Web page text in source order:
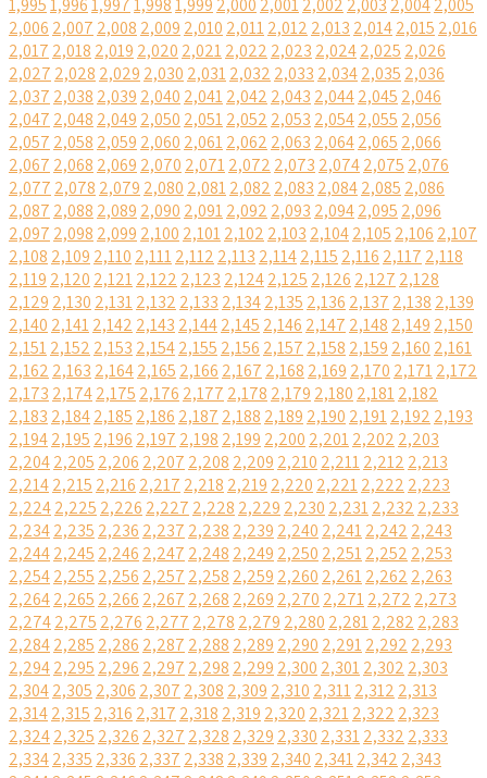
1,9951,9961,9971,9981,999 2,000 2,0012,002 2,003 2,0042,005
2,006 2,007 2,008 2,009 2,010 2,0112,012 2,013 2,0142,015 2,016
2,017 2,018 2,019 2,020 2,0212,022 2,023 2,0242,025 2,026
2,027 2,028 2,029 2,030 2,0312,032 2,033 2,0342,035 2,036
2,037 2,038 2,039 2,040 2,0412,042 2,043 2,0442,045 2,046
2,047 2,048 2,049 2,050 2,0512,052 2,053 2,0542,055 2,056
2,057 2,058 2,059 2,060 2,0612,062 2,063 2,0642,065 2,066
2,067 2,068 2,069 2,070 2,0712,072 2,073 2,0742,075 2,076
2,077 2,078 2,079 2,080 2,0812,082 2,083 2,0842,085 2,086
2,087 2,088 2,089 2,090 2,0912,092 2,093 2,0942,095 2,096
2,097 2,098 2,099 2,100 2,1012,102 2,103 2,1042,105 2,106 2,107
2,108 2,109 2,110 2,1112,112 2,113 2,1142,115 2,116 2,117 2,118
2,119 2,120 2,1212,122 2,123 2,1242,125 2,126 2,127 2,128
2,129 2,130 2,1312,132 2,133 2,1342,135 2,136 2,137 2,138 2,139
2,140 2,1412,142 2,143 2,1442,145 2,146 2,147 2,148 2,149 2,150
2,1512,152 2,153 2,1542,155 2,156 2,157 2,158 2,159 2,160 2,161
2,162 2,163 2,1642,165 2,166 2,167 2,168 2,169 2,170 2,1712,172
2,173 2,1742,175 2,176 2,177 2,178 2,179 2,180 2,1812,182
2,183 2,1842,185 2,186 2,187 2,188 2,189 2,190 2,1912,192 2,193
2,1942,195 2,196 2,197 2,198 2,199 2,200 2,2012,202 2,203
2,2042,205 2,206 2,207 2,208 2,209 2,210 2,2112,212 2,213
2,2142,215 2,216 2,217 2,218 2,219 2,220 2,2212,222 2,223
2,2242,225 2,226 2,227 2,228 2,229 2,230 2,2312,232 2,233
2,2342,235 2,236 2,237 2,238 2,239 2,240 2,2412,242 2,243
2,2442,245 2,246 2,247 2,248 2,249 2,250 2,2512,252 2,253
2,2542,255 2,256 2,257 2,258 2,259 2,260 2,2612,262 2,263
2,2642,265 2,266 2,267 2,268 2,269 2,270 2,2712,272 2,273
2,2742,275 2,276 2,277 2,278 2,279 2,280 2,2812,282 2,283
2,2842,285 2,286 2,287 2,288 2,289 2,290 2,2912,292 2,293
2,2942,295 2,296 2,297 2,298 2,299 2,300 2,3012,302 2,303
2,3042,305 2,306 2,307 2,308 2,309 2,310 2,3112,312 2,313
2,3142,315 2,316 2,317 2,318 2,319 2,320 2,3212,322 2,323
2,3242,325 2,326 2,327 2,328 2,329 2,330 2,3312,332 2,333
2,3342,335 2,336 2,337 2,338 2,339 2,340 2,3412,342 2,343